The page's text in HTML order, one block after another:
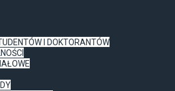
I DOKTORANTÓW